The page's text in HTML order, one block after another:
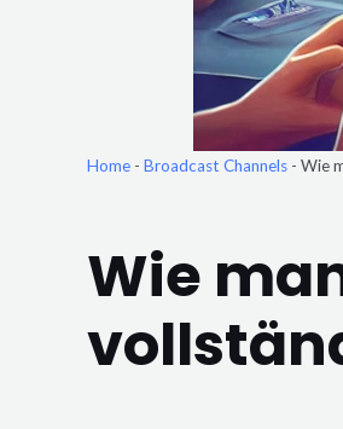
Home - Broadcast Channels - Wie
Wie